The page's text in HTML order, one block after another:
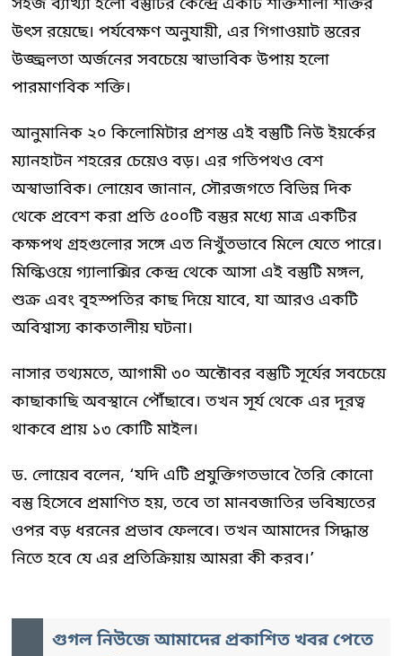
সহজ ব্যাখ্যা হলো বস্তুটির কেন্দ্রে একটি শক্তিশালী শক্তির
উৎস রয়েছে। পর্যবেক্ষণ অনুযায়ী, এর গিগাওয়াট স্তরের
উজ্জ্বলতা অর্জনের সবচেয়ে স্বাভাবিক উপায় হলো
পারমাণবিক শক্তি।
আনুমানিক ২০ কিলোমিটার প্রশস্ত এই বস্তুটি নিউ ইয়র্কের
ম্যানহাটন শহরের চেয়েও বড়। এর গতিপথও বেশ
অস্বাভাবিক। লোয়েব জানান, সৌরজগতে বিভিন্ন দিক
থেকে প্রবেশ করা প্রতি ৫০০টি বস্তুর মধ্যে মাত্র একটির
কক্ষপথ গ্রহগুলোর সঙ্গে এত নিখুঁতভাবে মিলে যেতে পারে।
মিল্কিওয়ে গ্যালাক্সির কেন্দ্র থেকে আসা এই বস্তুটি মঙ্গল,
শুক্র এবং বৃহস্পতির কাছ দিয়ে যাবে, যা আরও একটি
অবিশ্বাস্য কাকতালীয় ঘটনা।
নাসার তথ্যমতে, আগামী ৩০ অক্টোবর বস্তুটি সূর্যের সবচেয়ে
কাছাকাছি অবস্থানে পৌঁছাবে। তখন সূর্য থেকে এর দূরত্ব
থাকবে প্রায় ১৩ কোটি মাইল।
ড. লোয়েব বলেন, ‘যদি এটি প্রযুক্তিগতভাবে তৈরি কোনো
বস্তু হিসেবে প্রমাণিত হয়, তবে তা মানবজাতির ভবিষ্যতের
ওপর বড় ধরনের প্রভাব ফেলবে। তখন আমাদের সিদ্ধান্ত
নিতে হবে যে এর প্রতিক্রিয়ায় আমরা কী করব।’
গুগল নিউজে আমাদের প্রকাশিত খবর পেতে